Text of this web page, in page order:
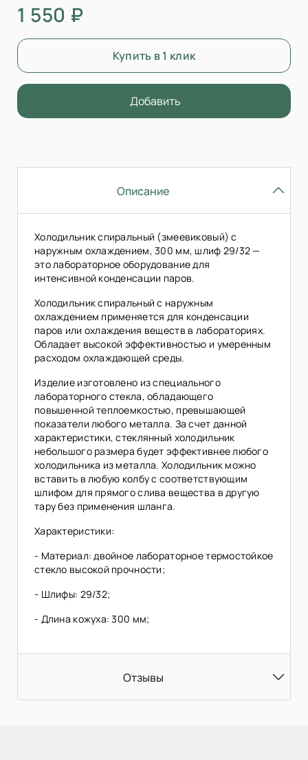
1 550 ₽
Купить в 1 клик
Добавить
Описание
Холодильник спиральный (змеевиковый) с
наружным охлаждением, 300 мм, шлиф 29/32 —
это лабораторное оборудование для
интенсивной конденсации паров.
Холодильник спиральный с наружным
охлаждением применяется для конденсации
паров или охлаждения веществ в лабораториях.
Обладает высокой эффективностью и умеренным
расходом охлаждающей среды.
Изделие изготовлено из специального
лабораторного стекла, обладающего
повышенной теплоемкостью, превышающей
показатели любого металла. За счет данной
характеристики, стеклянный холодильник
небольшого размера будет эффективнее любого
холодильника из металла. Холодильник можно
вставить в любую колбу с соответствующим
шлифом для прямого слива вещества в другую
тару без применения шланга.
Характеристики:
- Материал: двойное лабораторное термостойкое
стекло высокой прочности;
- Шлифы: 29/32;
- Длина кожуха: 300 мм;
Отзывы